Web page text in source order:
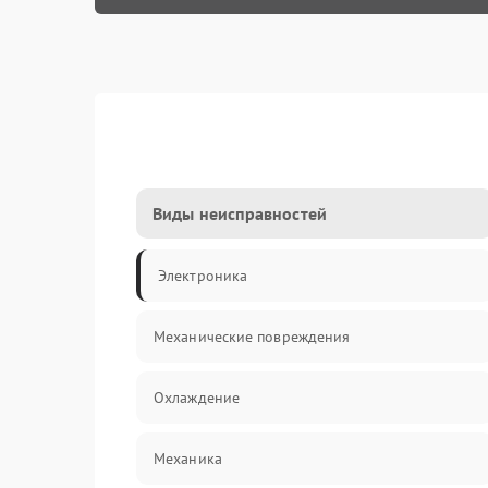
Виды неисправностей
Электроника
Механические повреждения
Охлаждение
Механика